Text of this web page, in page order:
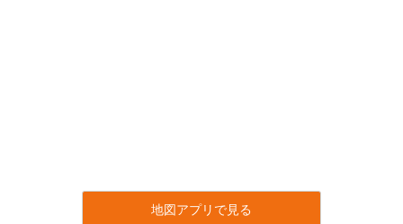
地図アプリで見る